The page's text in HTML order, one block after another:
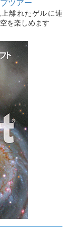
ツアー
離れたゲルに連
を楽しめます